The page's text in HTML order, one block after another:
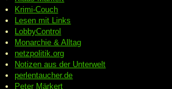
Krimi-Couch
Lesen mit Links
LobbyControl
Monarchie & Alltag
netzpolitik.org
Notizen aus der Unterwelt
perlentaucher.de
Peter Märkert